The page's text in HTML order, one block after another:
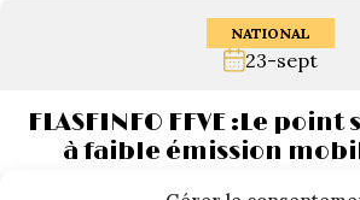
NATIONAL
23-sept
FLASFINFO FFVE :Le
à faible émission